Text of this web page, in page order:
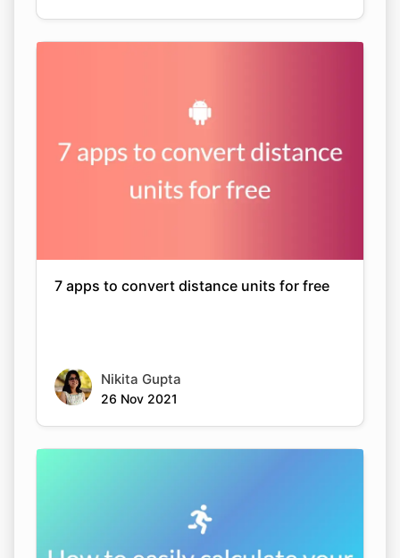
7 apps to convert distance units for free
Nikita Gupta
26 Nov 2021